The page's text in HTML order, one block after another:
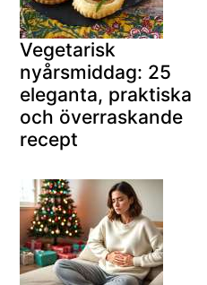
Vegetarisk
nyårsmiddag: 25
eleganta, praktiska
och överraskande
recept